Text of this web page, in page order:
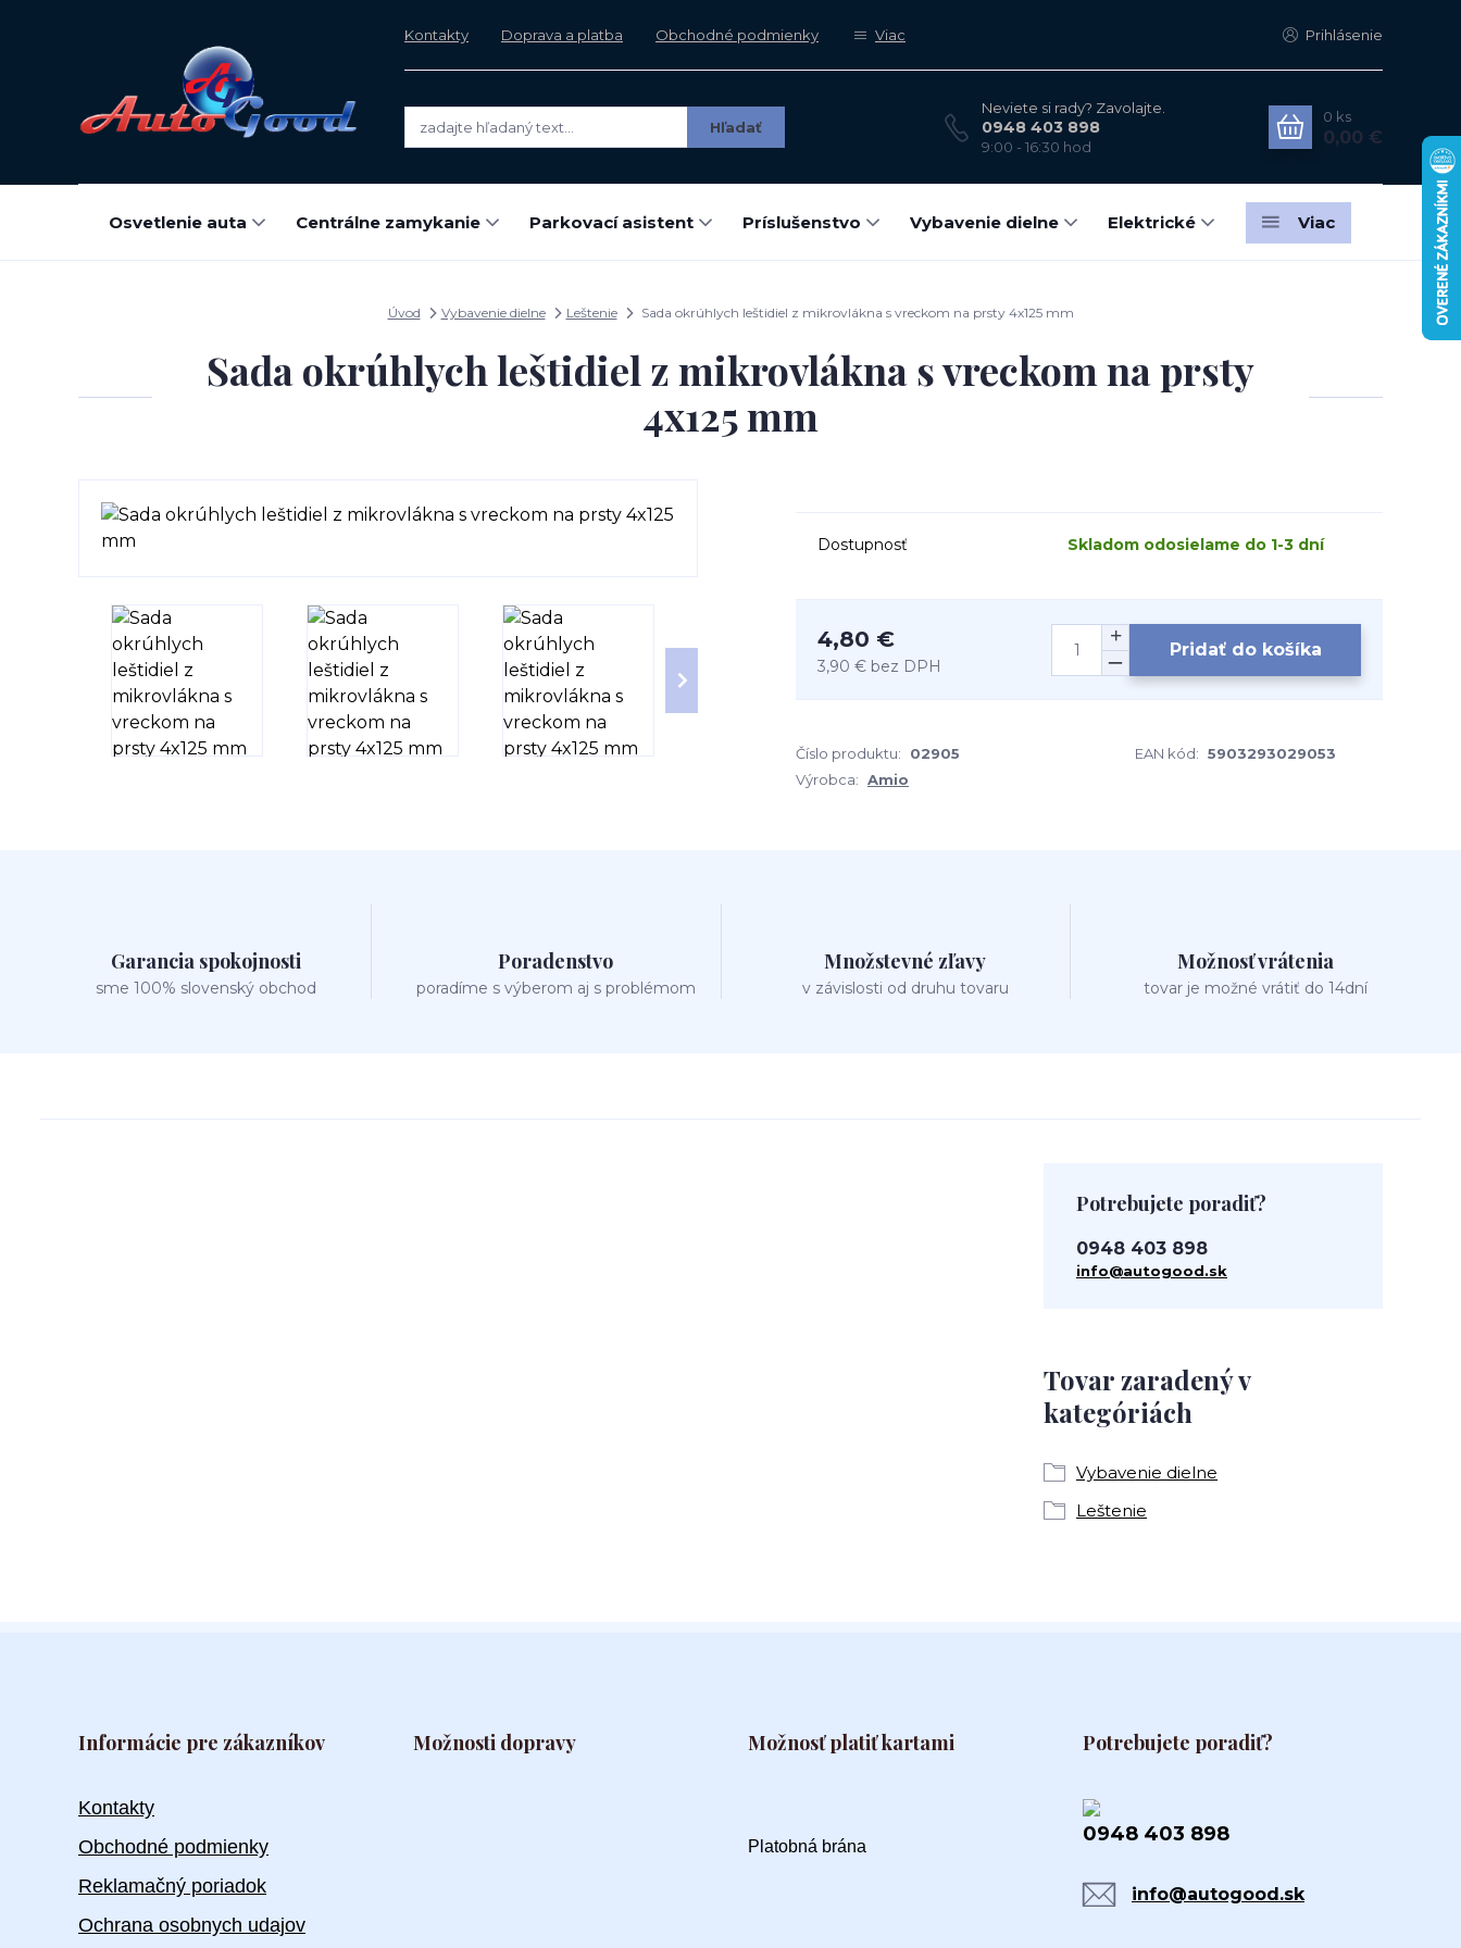
Kontakty Doprava a platba Obchodné podmienky Viac Prihlásenie
Hľadať
Neviete si rady? Zavolajte.
0948 403 898
9:00 - 16:30 hod
0 ks
0,00 €
Osvetlenie auta Centrálne zamykanie Parkovací asistent Príslušenstvo Vybavenie dielne Elektrické Viac
Úvod Vybavenie dielne Leštenie Sada okrúhlych leštidiel z mikrovlákna s vreckom na prsty 4x125 mm
Sada okrúhlych leštidiel z mikrovlákna s vreckom na prsty
4x125 mm
Dostupnosť Skladom odosielame do 1-3 dní
4,80 €
3,90 € bez DPH
Pridať do košíka
Číslo produktu: 02905 EAN kód: 5903293029053
Výrobca: Amio
Garancia spokojnosti
sme 100% slovenský obchod
Poradenstvo
poradíme s výberom aj s problémom
Množstevné zľavy
v závislosti od druhu tovaru
Možnosť vrátenia
tovar je možné vrátiť do 14dní
Tovar zaradený v
kategóriách
Vybavenie dielne
Leštenie
Potrebujete poradiť?
0948 403 898
info@autogood.sk
Informácie pre zákazníkov
Kontakty
Obchodné podmienky
Reklamačný poriadok
Ochrana osobnych udajov
Možnosti dopravy Možnosť platiť kartami
Platobná brána
Potrebujete poradiť?
0948 403 898
info@autogood.sk